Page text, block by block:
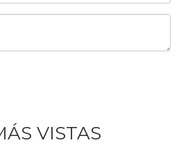
VISTAS